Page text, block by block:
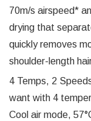
70m/s airspeed*
drying that
quickly removes
shoulder-length
4 Temps, 2
want with 4
Cool air mode,